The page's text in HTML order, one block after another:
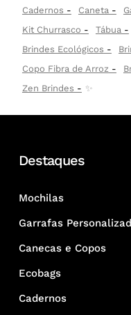
Cadernos
Caneta
Kit Churrasco
Tábua
Brindes Ecológicos
Copo Fibra de Arroz
Zen Brindes
✨
Destaques
Mochilas
Garrafas
Canecas e Copos
Ecobags
Cadernos